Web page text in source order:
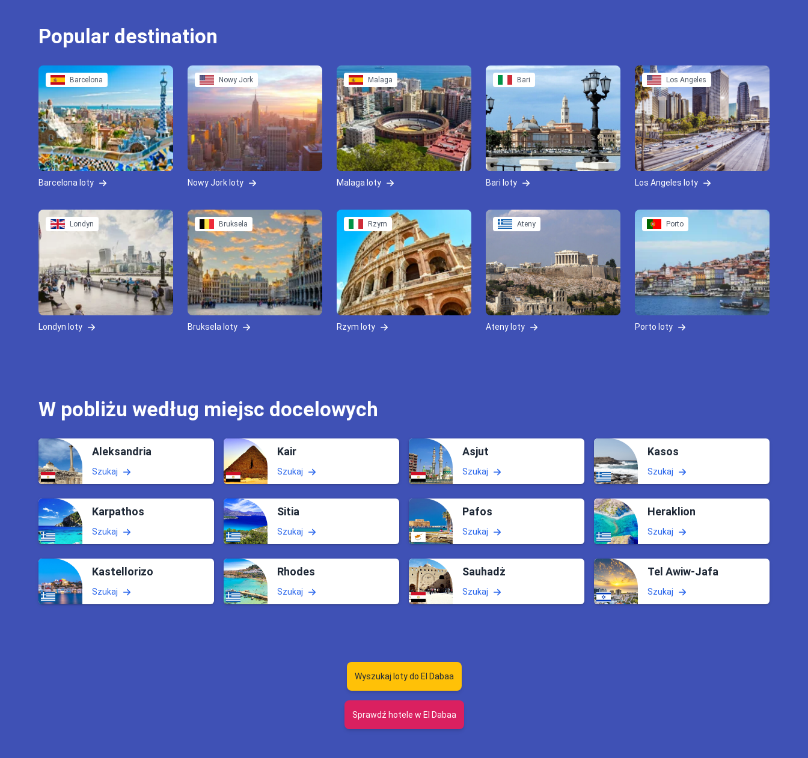
Popular destination
Barcelona
Barcelona loty
Nowy Jork
Nowy Jork loty
Malaga
Malaga loty
Bari
Bari loty
Los Angeles
Los Angeles loty
Londyn
Londyn loty
Bruksela
Bruksela loty
Rzym
Rzym loty
Ateny
Ateny loty
Porto
Porto loty
W pobliżu według miejsc docelowych
Aleksandria
Szukaj
Kair
Szukaj
Asjut
Szukaj
Kasos
Szukaj
Karpathos
Szukaj
Sitia
Szukaj
Pafos
Szukaj
Heraklion
Szukaj
Kastellorizo
Szukaj
Rhodes
Szukaj
Sauhadż
Szukaj
Tel Awiw-Jafa
Szukaj
Wyszukaj loty do El Dabaa
Sprawdź hotele w El Dabaa